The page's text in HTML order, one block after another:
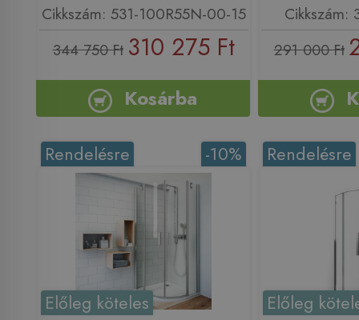
Cikkszám: 531-100R55N-00-15
344 750 Ft 310 275 Ft
Kosárba
Cikkszám:
291 000 Ft
-10%
Rendelésre
Előleg köteles
Rendelésre
Előleg